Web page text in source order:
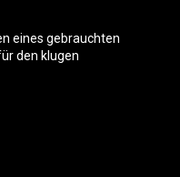
eines gebrauchten
den klugen